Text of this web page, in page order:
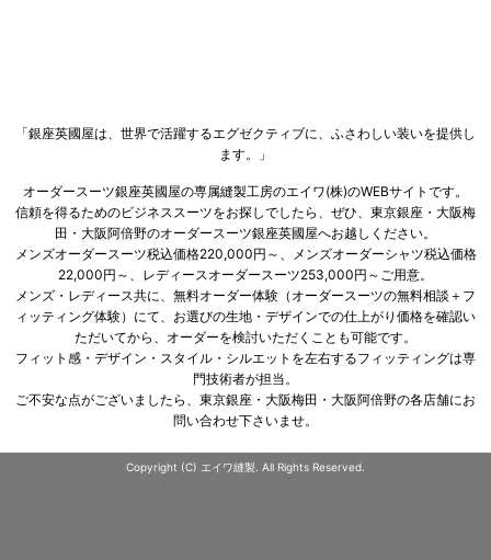
「銀座英國屋は、世界で活躍するエグゼクティブに、ふさわしい装いを提供し
ます。」
オーダースーツ銀座英國屋の専属縫製工房のエイワ(株)のWEBサイトです。
信頼を得るためのビジネススーツをお探しでしたら、ぜひ、東京銀座・大阪梅
田・大阪阿倍野のオーダースーツ銀座英國屋へお越しください。
メンズオーダースーツ税込価格220,000円～、メンズオーダーシャツ税込価格
22,000円～、レディースオーダースーツ253,000円～ご用意。
メンズ・レディース共に、無料オーダー体験（オーダースーツの無料相談＋フ
ィッティング体験）にて、お選びの生地・デザインでの仕上がり価格を確認い
ただいてから、オーダーを検討いただくことも可能です。
フィット感・デザイン・スタイル・シルエットを左右するフィッティングは専
門技術者が担当。
ご不安な点がございましたら、東京銀座・大阪梅田・大阪阿倍野の各店舗にお
問い合わせ下さいませ。
Copyright (C) エイワ縫製. All Rights Reserved.